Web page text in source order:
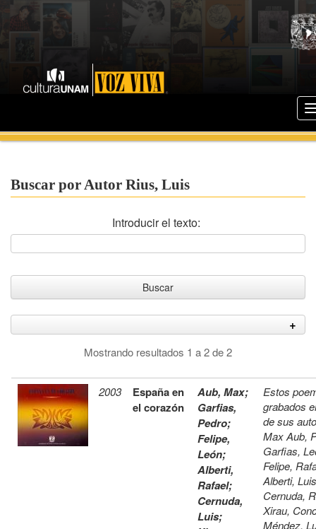
Buscar por Autor Rius, Luis
Introducir el texto:
Mostrando resultados 1 a 2 de 2
2003
España en
el corazón
Aub, Max;
Garfias,
Pedro;
Felipe,
León;
Alberti,
Rafael;
Cernuda,
Luis;
Estos
grabados
de sus
Max Aub,
Garfias,
Felipe,
Alberti, Luis
Cernuda,
Xirau,
Méndez,